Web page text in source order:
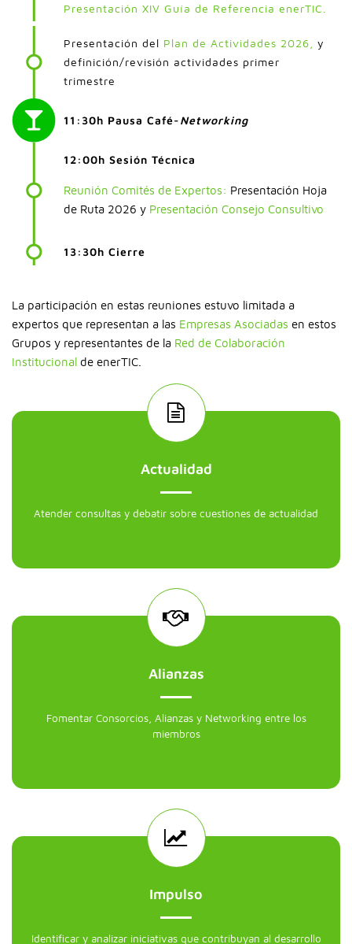
Presentación XIV Guía de Referencia enerTIC
Presentación del Plan de Actividades 2026,
y
definición/revisión actividades primer
trimestre
11:30h Pausa Café-Networking
12:00h Sesión Técnica
Reunión Comités de Expertos: Presentación Hoja
de Ruta 2026 y Presentación Consejo Consultivo
13:30h Cierre
La participación en estas reuniones estuvo limitada a
expertos que representan a las Empresas Asociadas en estos
Grupos y representantes de la Red de Colaboración
Institucional de enerTIC.
Actualidad
Atender consultas y debatir sobre cuestiones de actualidad
Alianzas
Fomentar Consorcios, Alianzas y Networking entre los
miembros
Impulso
Identificar y analizar iniciativas que contribuyan al desarrollo